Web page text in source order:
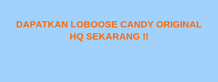
DAPATKAN LOBOOSE CANDY ORIGINAL
HQ SEKARANG !!